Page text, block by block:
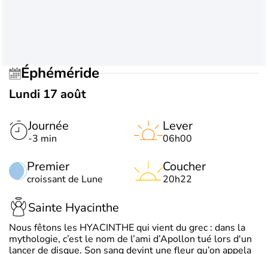
Éphéméride
Lundi 17 août
Journée
-3 min
Premier
croissant de Lune
Lever
06h00
Coucher
20h22
Sainte Hyacinthe
Nous fêtons les HYACINTHE qui vient du grec : dans la
mythologie, c’est le nom de l’ami d’Apollon tué lors d'un
lancer de disque. Son sang devint une fleur qu’on appela